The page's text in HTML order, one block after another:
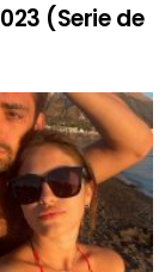
(Serie de